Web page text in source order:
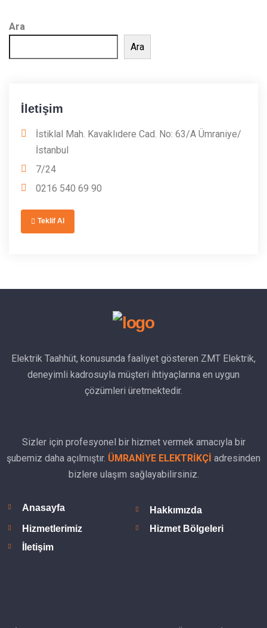
Ara
Ara
İletişim
İstiklal Mah. Kavaklıdere Cad. No: 63/A Ümraniye/
İstanbul
7/24
0216 540 69 90
Teklif Al
Elektrik Taahhüt, konusunda faaliyet gösteren ZMT Elektrik,
deneyimli kadrosuyla müşteri ihtiyaçlarına en uygun
çözümleri üretmektedir.
Sizler için profesyonel bir hizmet vermek amacıyla bir
şubemiz daha açılmıştır. ÜMRANİYE ELEKTRİKÇİ adresinden
bizlere ulaşım sağlayabilirsiniz.
Anasayfa
Hakkımızda
Hizmetlerimiz
Hizmet Bölgeleri
İletişim